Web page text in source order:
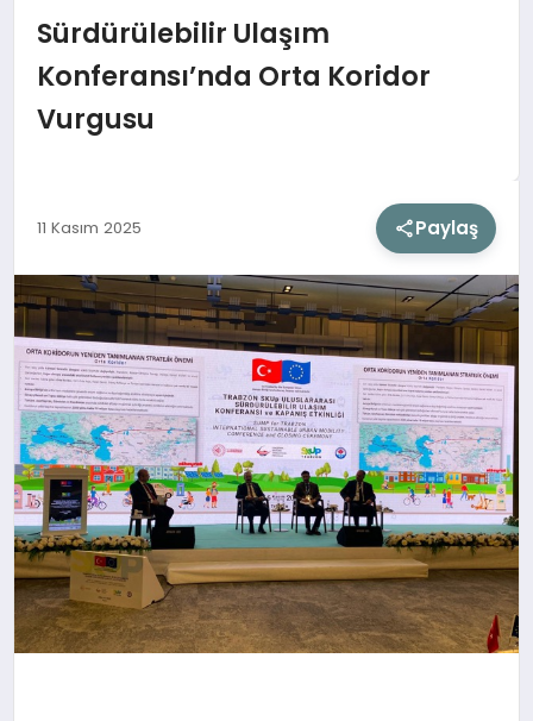
SPOR
YAŞAM
SAĞLIK
DÜNYA
EĞITIM
Sürdürülebilir Ulaşım
Konferansı’nda Orta Koridor
Vurgusu
11 Kasım 2025 Paylaş